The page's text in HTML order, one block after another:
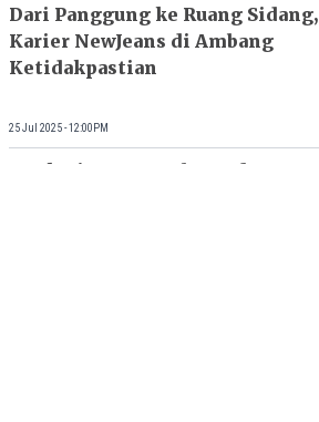
Dari Panggung ke Ruang Sidang,
Karier NewJeans di Ambang
Ketidakpastian
25 Jul 2025 - 12:00PM
10 Aktris Korea Selatan dengan